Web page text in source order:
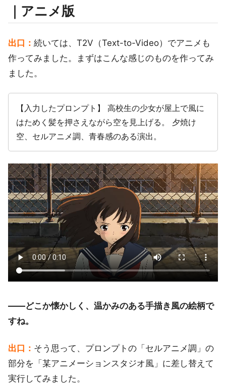
｜アニメ版
出口： 続いては、T2V（Text-to-Video）でアニメも
作ってみました。まずはこんな感じのものを作ってみ
ました。
【入力したプロンプト】 高校生の少女が屋上で風に
はためく髪を押さえながら空を見上げる。 夕焼け
空、セルアニメ調、青春感のある演出。
――どこか懐かしく、温かみのある手描き風の絵柄で
すね。
出口： そう思って、プロンプトの「セルアニメ調」の
部分を「某アニメーションスタジオ風」に差し替えて
実行してみました。